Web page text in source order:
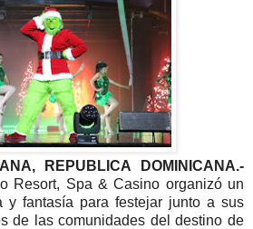
REPUBLICA DOMINICANA.-
Resort, Spa & Casino organizó un
y fantasía para festejar junto a sus
de las comunidades del destino de